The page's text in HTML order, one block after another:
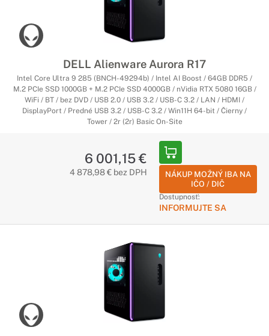
DELL Alienware Aurora R17
Intel Core Ultra 9 285 (BNCH-49294b) / Intel AI Boost / 64GB DDR5 /
M.2 PCIe SSD 1000GB + M.2 PCIe SSD 4000GB / nVidia RTX 5080 16GB /
WiFi / BT / bez DVD / USB 2.0 / USB 3.2 / USB-C 3.2 / LAN / HDMI /
DisplayPort / Predné USB 3.2 / USB-C 3.2 / Win11H 64-bit / Čierny /
Tower / 2r (2r) Basic On-Site
6 001,15 €
4 878,98 € bez DPH
NÁKUP MOŽNÝ IBA NA
IČO / DIČ
Dostupnosť:
INFORMUJTE SA